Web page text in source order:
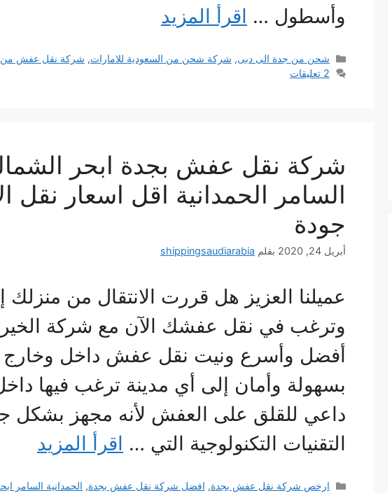
وأسطول … اقرأ المزيد
التصنيفات
شحن من جدة الى دبى, شركة شحن من السعودية للامارات, شركة نقل عفش من
2 تعليقات
شركة نقل عفش بجدة ابحر
السامر الحمدانية اقل اسعار نقل
جودة
أبريل 24, 2020 بقلم shippingsaudiarabia
عميلنا العزيز هل قررت الانتقال من منزلك
وترغب في نقل عفشك الآن مع شركة
أفضل وأسرع ونيت نقل عفش داخل وخارج
بسهولة وأمان إلى أي مدينة ترغب فيها
داعي للقلق على العفش لأنه مجهز بشكل
التقنيات التكنولوجية التي … اقرأ المزيد
التصنيفات
ارخص شركة نقل عفش بجدة, افضل شركة نقل عفش بجدة, الحمدانية السامر